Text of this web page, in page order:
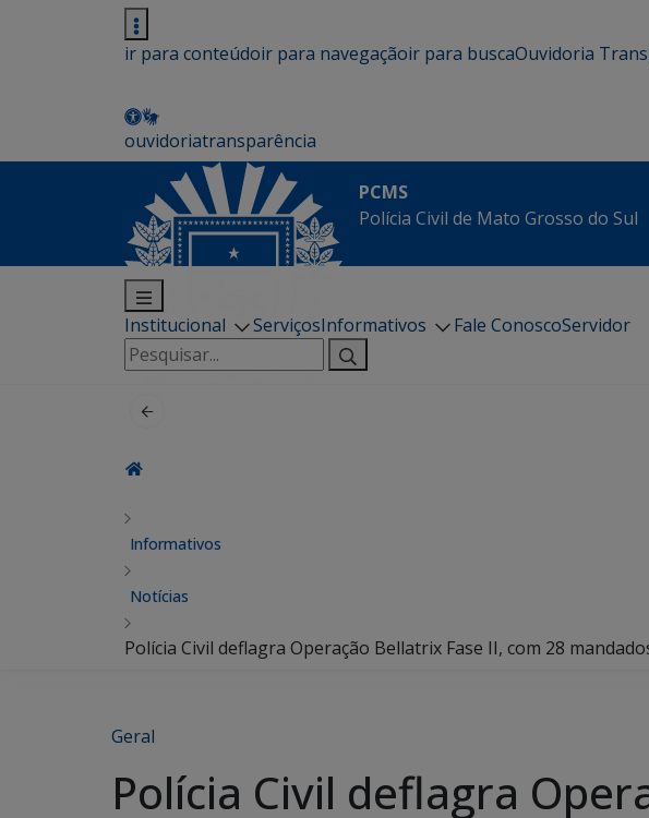
ir para conteúdoir para navegaçãoir para buscaOuvidoria
ouvidoriatransparência
PCMS
Polícia Civil de Mato Grosso do Sul
Institucional ServiçosInformativos Fale ConoscoServidor
Pesquisar
por:
Informativos
Notícias
Polícia Civil deflagra Operação Bellatrix Fase II, com 28
Geral
Polícia Civil deflagra